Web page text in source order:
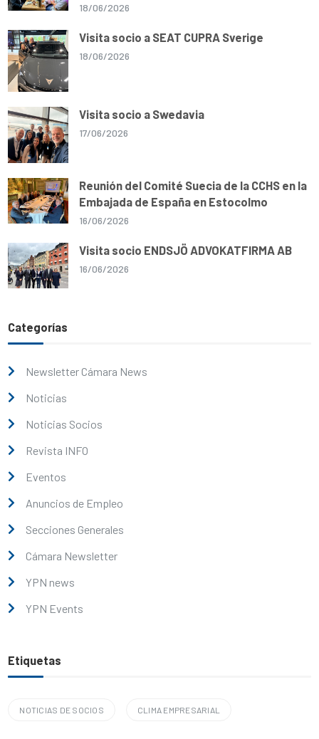
18/06/2026
Visita socio a SEAT CUPRA Sverige
18/06/2026
Visita socio a Swedavia
17/06/2026
Reunión del Comité Suecia de la CCHS en la
Embajada de España en Estocolmo
16/06/2026
Visita socio ENDSJÖ ADVOKATFIRMA AB
16/06/2026
Categorías
Newsletter Cámara News
Noticias
Noticias Socios
Revista INFO
Eventos
Anuncios de Empleo
Secciones Generales
Cámara Newsletter
YPN news
YPN Events
Etiquetas
NOTICIAS DE SOCIOS CLIMA EMPRESARIAL